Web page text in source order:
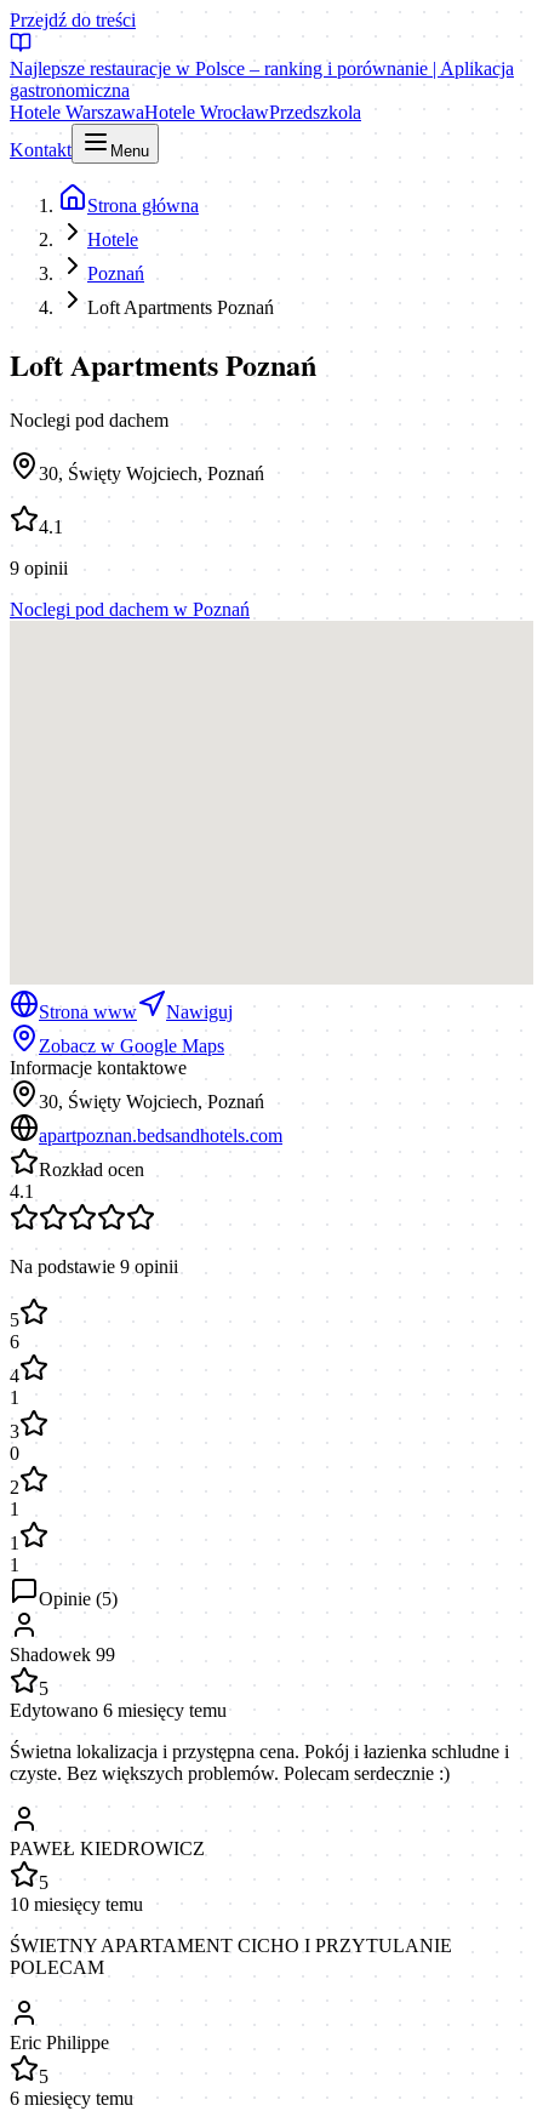
Przejdź do treści
Najlepsze restauracje w Polsce – ranking i porównanie | Aplikacja
gastronomiczna
Hotele WarszawaHotele WrocławPrzedszkola
Kontakt
Menu
Strona główna
Hotele
Poznań
Loft Apartments Poznań
Loft Apartments Poznań
Noclegi pod dachem
30, Święty Wojciech, Poznań
4.1
9 opinii
Noclegi pod dachem w Poznań
Strona www
Nawiguj
Zobacz w Google Maps
Informacje kontaktowe
30, Święty Wojciech, Poznań
apartpoznan.bedsandhotels.com
Rozkład ocen
4.1
Na podstawie 9 opinii
5
6
4
1
3
0
2
1
1
1
Opinie (5)
Shadowek 99
5
Edytowano 6 miesięcy temu
Świetna lokalizacja i przystępna cena. Pokój i łazienka schludne i
czyste. Bez większych problemów. Polecam serdecznie :)
PAWEŁ KIEDROWICZ
5
10 miesięcy temu
ŚWIETNY APARTAMENT CICHO I PRZYTULANIE
POLECAM
Eric Philippe
5
6 miesięcy temu